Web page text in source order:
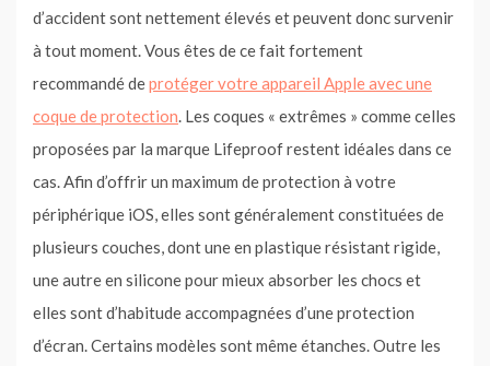
d’accident sont nettement élevés et peuvent donc survenir
à tout moment. Vous êtes de ce fait fortement
recommandé deprotéger votre appareil Apple avec une
coque de protection . Les coques « extrêmes » comme celles
proposées par la marque Lifeproof restent idéales dans ce
cas. Afin d’offrir un maximum de protection à votre
périphérique iOS, elles sont généralement constituées de
plusieurs couches, dont une en plastique résistant rigide,
une autre en silicone pour mieux absorber les chocs et
elles sont d’habitude accompagnées d’une protection
d’écran. Certains modèles sont même étanches. Outre les